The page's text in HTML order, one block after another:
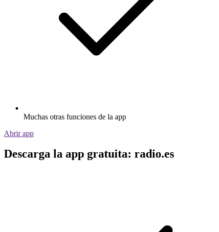
Muchas otras funciones de la app
Abrir app
Descarga la app gratuita: radio.es